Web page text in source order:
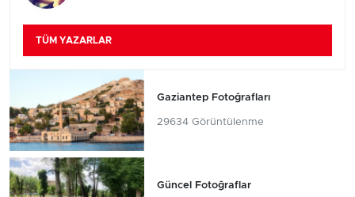
TÜM YAZARLAR
Gaziantep Fotoğrafları
29634 Görüntülenme
Güncel Fotoğraflar